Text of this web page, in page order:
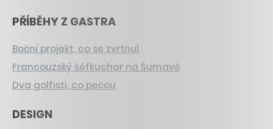
PŘÍBĚHY Z GASTRA
Boční projekt, co se zvrtnul
Francouzský šéfkuchař na Šumavě
Dva golfisti, co pečou
DESIGN